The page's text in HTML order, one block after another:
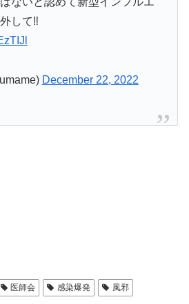
して‼️
December 22, 2022
医師会 感染爆発 風邪